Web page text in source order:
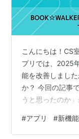
こんにちは！CS
プリでは、2025
能を改善しまし
か？ 今回の記事
うと思ったのか
にあたっては、
じっくり話を聞
#アプリ #新機能